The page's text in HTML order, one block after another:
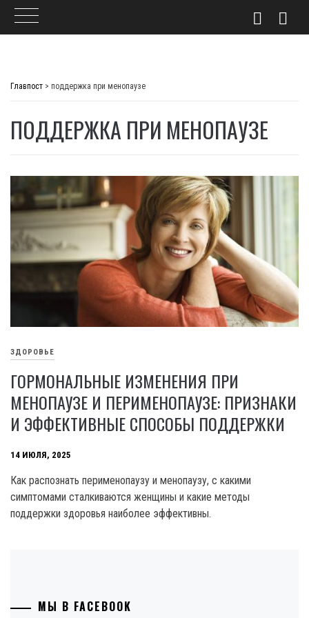
Главпост > поддержка при менопаузе
ПОДДЕРЖКА ПРИ МЕНОПАУЗЕ
ЗДОРОВЬЕ
ГОРМОНАЛЬНЫЕ ИЗМЕНЕНИЯ ПРИ
МЕНОПАУЗЕ И ПЕРИМЕНОПАУЗЕ: ПРИЗНАКИ
И ЭФФЕКТИВНЫЕ СПОСОБЫ ПОДДЕРЖКИ
14 ИЮЛЯ, 2025
Как распознать перименопаузу и менопаузу, с какими
симптомами сталкиваются женщины и какие методы
поддержки здоровья наиболее эффективны.
МЫ В FACEBOOK